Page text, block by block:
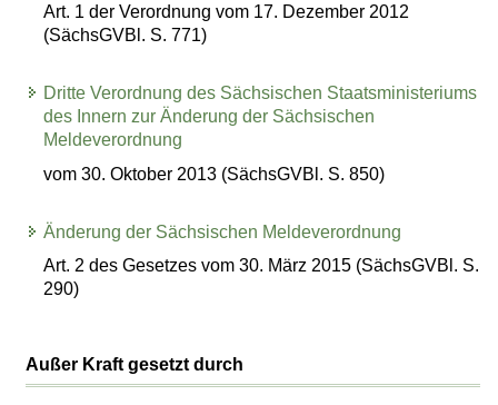
Art. 1 der Verordnung vom 17. Dezember 2012
(SächsGVBl. S. 771)
Dritte Verordnung des Sächsischen Staatsministeriums
des Innern zur Änderung der Sächsischen
Meldeverordnung
vom 30. Oktober 2013 (SächsGVBl. S. 850)
Änderung der Sächsischen Meldeverordnung
Art. 2 des Gesetzes vom 30. März 2015 (SächsGVBl. S.
290)
Außer Kraft gesetzt durch